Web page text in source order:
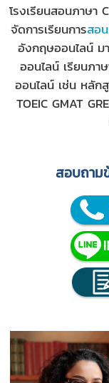
โรงเรียนสอนภาษา
จัดการเรียนการสอ
อังกฤษออนไลน์ ม
ออนไลน์ เรียนภา
ออนไลน์เช่น หลัก
TOEIC GMAT
สอบถาม